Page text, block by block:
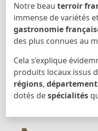
Notre beau terroir
immense de variétés
gastronomie
des plus connues au
Cela s’explique
produits locaux issus
régions,
dotés despécialités